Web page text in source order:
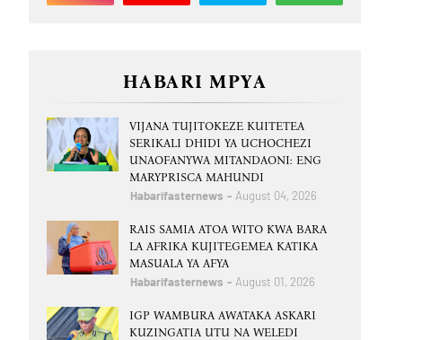
HABARI MPYA
VIJANA TUJITOKEZE KUITETEA
SERIKALI DHIDI YA UCHOCHEZI
UNAOFANYWA MITANDAONI: ENG
MARYPRISCA MAHUNDI
Habarifasternews August 04, 2026
RAIS SAMIA ATOA WITO KWA BARA
LA AFRIKA KUJITEGEMEA KATIKA
MASUALA YA AFYA
Habarifasternews August 01, 2026
IGP WAMBURA AWATAKA ASKARI
KUZINGATIA UTU NA WELEDI